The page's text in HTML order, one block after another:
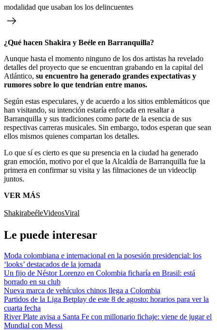
modalidad que usaban los los delincuentes
¿Qué hacen Shakira y Beéle en Barranquilla?
Aunque hasta el momento ninguno de los dos artistas ha revelado
detalles del proyecto que se encuentran grabando en la capital del
Atlántico, su encuentro ha generado grandes expectativas y
rumores sobre lo que tendrían entre manos.
Según estas especulares, y de acuerdo a los sitios emblemáticos que
han visitando, su intención estaría enfocada en resaltar a
Barranquilla y sus tradiciones como parte de la esencia de sus
respectivas carreras musicales. Sin embargo, todos esperan que sean
ellos mismos quienes compartan los detalles.
Lo que sí es cierto es que su presencia en la ciudad ha generado
gran emoción, motivo por el que la Alcaldía de Barranquilla fue la
primera en confirmar su visita y las filmaciones de un videoclip
juntos.
VER MÁS
ShakirabeéleVideosViral
Le puede interesar
Moda colombiana e internacional en la posesión presidencial: los
‘looks’ destacados de la jornada
Un fijo de Néstor Lorenzo en Colombia ficharía en Brasil: está
borrado en su club
Nueva marca de vehículos chinos llega a Colombia
Partidos de la Liga Betplay de este 8 de agosto: horarios para ver la
cuarta fecha
River Plate avisa a Santa Fe con millonario fichaje: viene de jugar el
Mundial con Messi